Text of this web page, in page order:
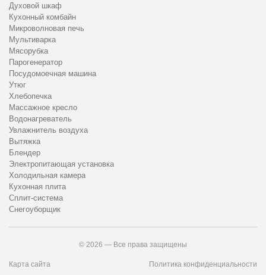
Духовой шкаф
Кухонный комбайн
Микроволновая печь
Мультиварка
Мясорубка
Парогенератор
Посудомоечная машина
Утюг
Хлебопечка
Массажное кресло
Водонагреватель
Увлажнитель воздуха
Вытяжка
Блендер
Электропитающая установка
Холодильная камера
Кухонная плита
Сплит-система
Снегоуборщик
© 2026 — Все права защищены
Карта сайта Политика конфиденциальности